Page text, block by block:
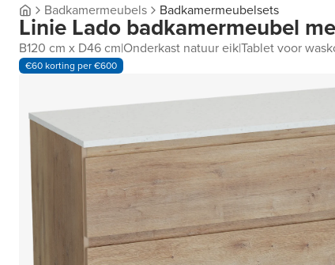
Badkamermeubels Badkamermeubelsets
Linie Lado badkamermeubel
B120 cm x D46 cm|Onderkast natuur eik|Tablet voor
€60 korting per €600